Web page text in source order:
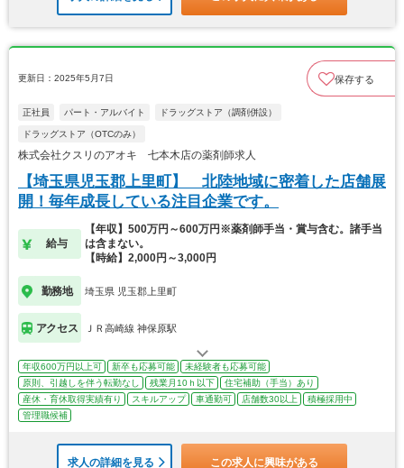
更新日：2025年5月7日 保存する
正社員 パート・アルバイト ドラッグストア（調剤併設）
ドラッグストア（OTCのみ）
株式会社クスリのアオキ 七本木店の薬剤師求人
【埼玉県児玉郡上里町】 北陸地域に密着した店舗展
開！毎年成長している注目企業です。
給与
【年収】500万円～600万円※薬剤師手当・賞与含む。諸手当
は含まない。
【時給】2,000円～3,000円
勤務地 埼玉県 児玉郡上里町
アクセス ＪＲ高崎線 神保原駅
年収600万円以上可 新卒も応募可能
未経験者も応募可能
原則、引越しを伴う転勤なし
残業月10ｈ以下
住宅補助（手当）あり
産休・育休取得実績有り
スキルアップ 車通勤可 店舗数30以上
積極採用中
管理職候補
求人の詳細を見る この求人に興味がある